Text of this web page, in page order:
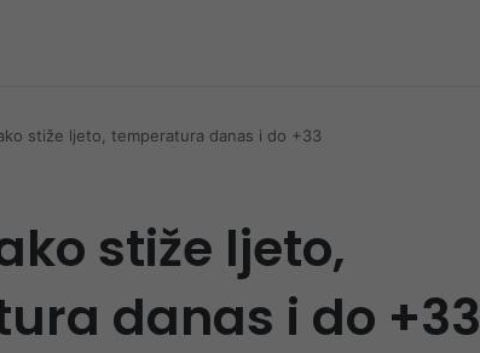
stiže ljeto, temperatura danas i do +33
stiže ljeto,
danas i do +33